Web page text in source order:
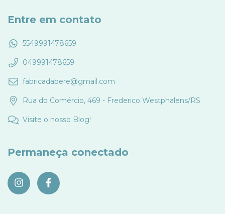
Entre em contato
5549991478659
049991478659
fabricadabere@gmail.com
Rua do Comércio, 469 - Frederico Westphalens/RS
Visite o nosso Blog!
Permaneça conectado